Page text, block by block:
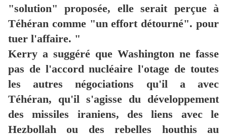
"solution" proposée, elle serait perçue à
Téhéran comme "un effort détourné". pour
tuer l'affaire. "
Kerry a suggéré que Washington ne fasse
pas de l'accord nucléaire l'otage de toutes
les autres négociations qu'il a avec
Téhéran, qu'il s'agisse du développement
des missiles iraniens, des liens avec le
Hezbollah ou des rebelles houthis au